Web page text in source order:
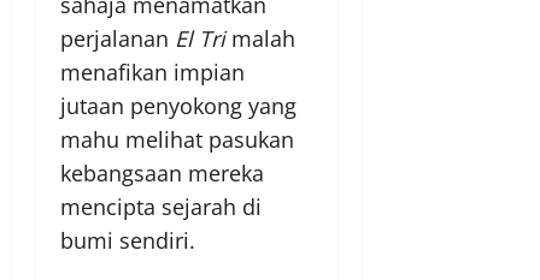
perjalanan El Trimalah
menafikan impian
jutaan penyokong yang
mahu melihat pasukan
kebangsaan mereka
mencipta sejarah di
bumi sendiri.